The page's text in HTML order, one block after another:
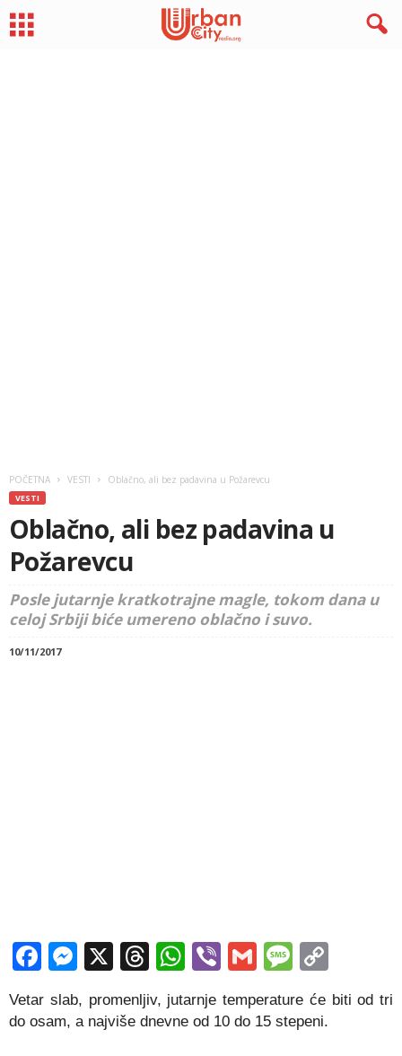
POČETNA VESTI Oblačno, ali bez padavina u Požarevcu
VESTI
Oblačno, ali bez padavina u
Požarevcu
Posle jutarnje kratkotrajne magle, tokom dana u
celoj Srbiji biće umereno oblačno i suvo.
10/11/2017
Facebook
Messenger
X Threads
WhatsApp
ViberGmail
Vetar slab, promenljiv, jutarnje temperature će biti od tri
do osam, a najviše dnevne od 10 do 15 stepeni.